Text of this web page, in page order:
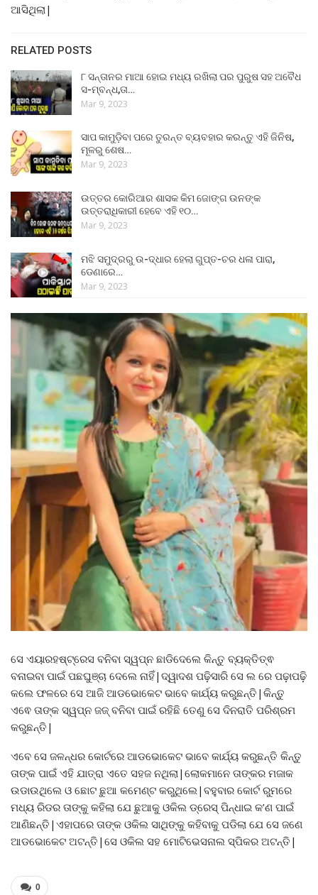
ଆସିଥିଲା|
RELATED POSTS
୮ ସନ୍ତାନର ମାଆ ହୋଇ ମଧ୍ୟ ରଖିଲା ପର ପୁରୁଷ ସହ ଅବୈଧ
ସ-ମ୍ବନ୍ଧ,ତା…
Mar 9, 2023
ସାପ କାମୁଡ଼ିବା ପରେ ତୁରନ୍ତ ବ୍ୟବହାର କରନ୍ତୁ ଏହି ଜିନିଷ,
ମୂଳରୁ ଶେଷ…
Mar 9, 2023
ଉତ୍ତର କୋରିଆର ଶାସକ କିମ ଜୋଙ୍ଗ ଉନଙ୍କ
ଉତ୍ତରାଧିକାରୀ ହେବେ ଏହି ୧୦…
Mar 9, 2023
ମଝି ସମୁଦ୍ରରୁ ଉ-ଦ୍ଧାର ହେଲା ଗୁପ୍ତ-ଚର ଧଳା ପାରା,
ଡେଣାରେ…
Mar 9, 2023
ସେ ଏୟାରହଷ୍ଟ୍ରେସ ବନିବା ସ୍ୱପ୍ନ ଛାଡିଦେଲେ କିନ୍ତୁ ବ୍ୟକ୍ତିତ୍ଵ
ବନାଇବା ପାଇଁ ପଛଘୁଞ୍ଚା ଦେଲେ ନାହିଁ|ଦ୍ୱାଦଶ ପଢ଼ିସାରି ସେ ଲ ରେ ପଢ଼ାପଢ଼ି
କଲେ ଫଳରେ ସେ ଆଜି ଆଡଭୋକେଟ ଭାବେ କାର୍ଯ୍ୟ କରୁଛନ୍ତି|କିନ୍ତୁ
ଏଵେ ତାଙ୍କ ସ୍ୱପ୍ନ ଜଜ୍ ବନିବା ପାଇଁ ରହିଛି ତେଣୁ ସେ ଦିନରାତି ପରିଶ୍ରମ
କରୁଛନ୍ତି|
ଏବେ ସେ ଜଳନ୍ଧର କୋର୍ଟରେ ଆଡଭୋକେଟ ଭାବେ କାର୍ଯ୍ୟ କରୁଛନ୍ତି କିନ୍ତୁ
ତାଙ୍କ ପାଇଁ ଏହି ଯାତ୍ରା ଏତେ ସହଜ ନଥିଲା|ଲୋକମାନେ ତାଙ୍କର ମଜାକ
ଉଡାଉଥିଲେ ଓ ଛୋଟ ଛୁଆ କମେଣ୍ଟ କରୁଥିଲେ|ବହୁବାର କୋର୍ଟ ରୁମରେ
ମଧ୍ୟ ରିଡର ତାଙ୍କୁ କହିଲା ଯେ ଛୁଆକୁ ଓକିଲ ଡ୍ରେସ୍ ପିନ୍ଧାଇ କ’ଣ ପାଇଁ
ଆଣିଛନ୍ତି|ଏହାପରେ ତାଙ୍କ ଓକିଲ ସାଥିଙ୍କୁ କହିବାକୁ ପଡିଲା ଯେ ସେ ଜଣେ
ଆଡଭୋକେଟ ଅଟନ୍ତି|ସେ ଓକିଲ ସହ ମୋଟିଭେସନାଲ ସ୍ପିକର ଅଟନ୍ତି|
0